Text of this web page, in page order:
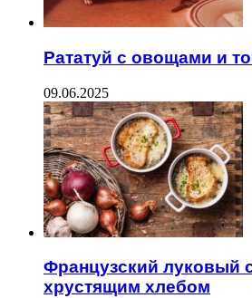
Рататуй с овощами и
09.06.2025
Французский луковый
хрустящим хлебом